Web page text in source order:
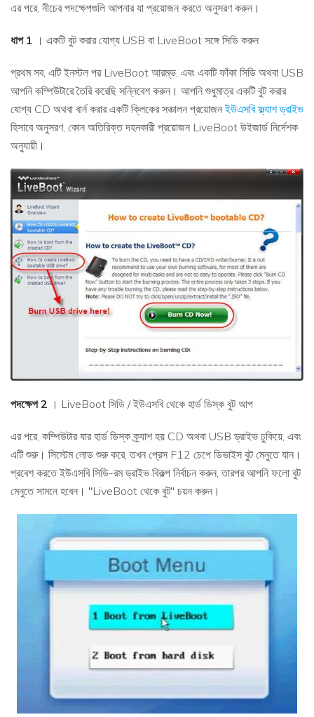
এর পরে, নীচের পদক্ষেপগুলি আপনার যা প্রয়োজন করতে অনুসরণ করুন।
ধাপ 1 । একটি বুট করার যোগ্য USB বা LiveBoot সঙ্গে সিডি করুন
প্রথম সব, এটি ইনস্টল পর LiveBoot আরম্ভ, এবং একটি ফাঁকা সিডি অথবা USB
আপনি কম্পিউটারে তৈরি করেছি সন্নিবেশ করুন। আপনি শুধুমাত্র একটি বুট করার
যোগ্য CD অথবা বার্ন করার একটি ক্লিকের সঞ্চালন প্রয়োজনইউএসবি ফ্ল্যাশ ড্রাইভ
হিসাবে অনুসরণ, কোন অতিরিক্ত দহনকারী প্রয়োজন LiveBoot উইজার্ড নির্দেশক
অনুযায়ী।
পদক্ষেপ 2 । LiveBoot সিডি / ইউএসবি থেকে হার্ড ডিস্ক বুট আপ
এর পরে, কম্পিউটার যার হার্ড ডিস্ক ক্র্যাশ হয় CD অথবা USB ড্রাইভ ঢুকিয়ে, এবং
এটি শুরু। সিস্টেম লোড শুরু করে, তখন প্রেস F12 চেপে ডিভাইস বুট মেনুতে যান।
প্রবেশ করতে ইউএসবি সিডি-রম ড্রাইভ বিকল্প নির্বাচন করুন, তারপর আপনি ফলো বুট
মেনুতে সামনে হবেন। "LiveBoot থেকে বুট" চয়ন করুন।